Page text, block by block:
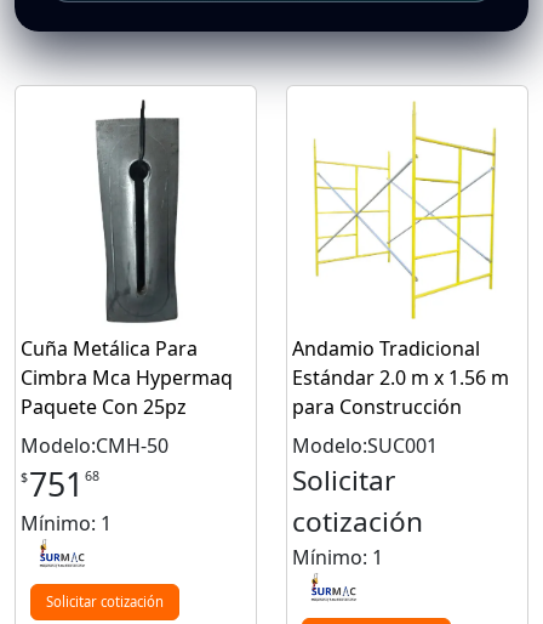
Cuña Metálica Para
Cimbra Mca Hypermaq
Paquete Con 25pz
Modelo:CMH-50
$751 68
Mínimo: 1
Solicitar cotización
Andamio Tradicional
Estándar 2.0 m x 1.56 m
para Construcción
Modelo:SUC001
Solicitar
cotización
Mínimo: 1